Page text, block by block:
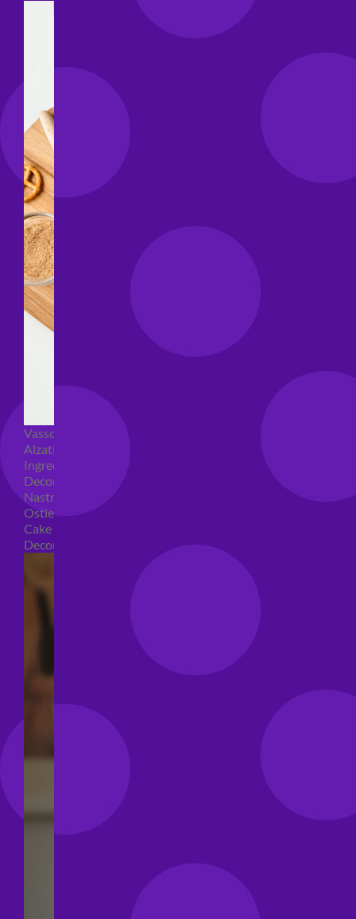
Vassoi e sottotorta
Alzatine per dolci
Ingredienti torte
Decorazioni torte
Nastri e girotorte
Ostie per torte
Cake Topper
Decori per torte